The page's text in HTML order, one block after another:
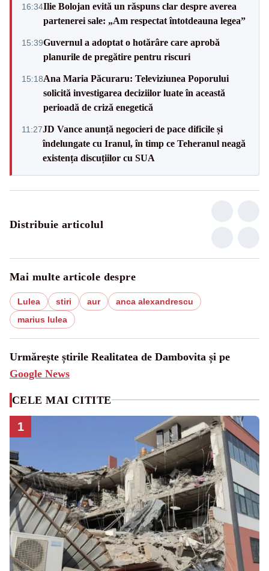
16:34Ilie Bolojan evită un răspuns clar despre averea
partenerei sale: „Am respectat întotdeauna legea”
15:39Guvernul a adoptat o hotărâre care aprobă
planurile de pregătire pentru riscuri
15:18Ana Maria Păcuraru: Televiziunea Poporului
solicită investigarea deciziilor luate în această
perioadă de criză enegetică
11:27JD Vance anunță negocieri de pace dificile și
îndelungate cu Iranul, în timp ce Teheranul neagă
existența discuțiilor cu SUA
Distribuie articolul
Mai multe articole despre
Lulea stiri aur
anca alexandrescu
marius lulea
Urmărește știrile Realitatea de Dambovita și pe
Google News
CELE MAI CITITE
1